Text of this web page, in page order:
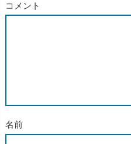
コメント
名前